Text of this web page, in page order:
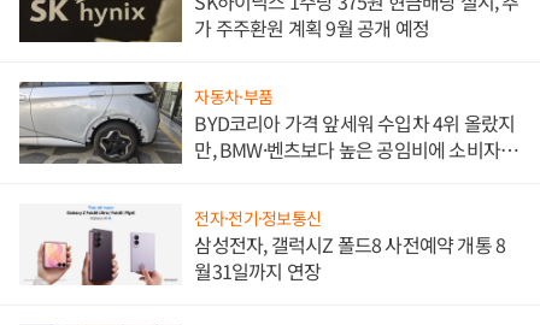
가 주주환원 계획 9월 공개 예정
자동차·부품
BYD코리아 가격 앞세워 수입차 4위 올랐지
만, BMW·벤츠보다 높은 공임비에 소비자
전자·전기·정보통신
삼성전자, 갤럭시Z 폴드8 사전예약 개통 8
월31일까지 연장